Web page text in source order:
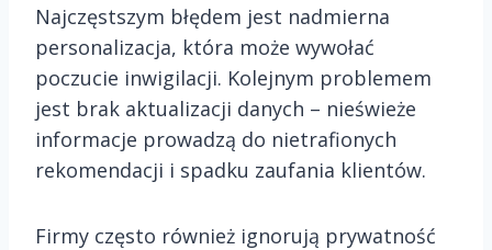
Najczęstszym błędem jest nadmierna
personalizacja, która może wywołać
poczucie inwigilacji. Kolejnym problemem
jest brak aktualizacji danych – nieświeże
informacje prowadzą do nietrafionych
rekomendacji i spadku zaufania klientów.
Firmy często również ignorują prywatność